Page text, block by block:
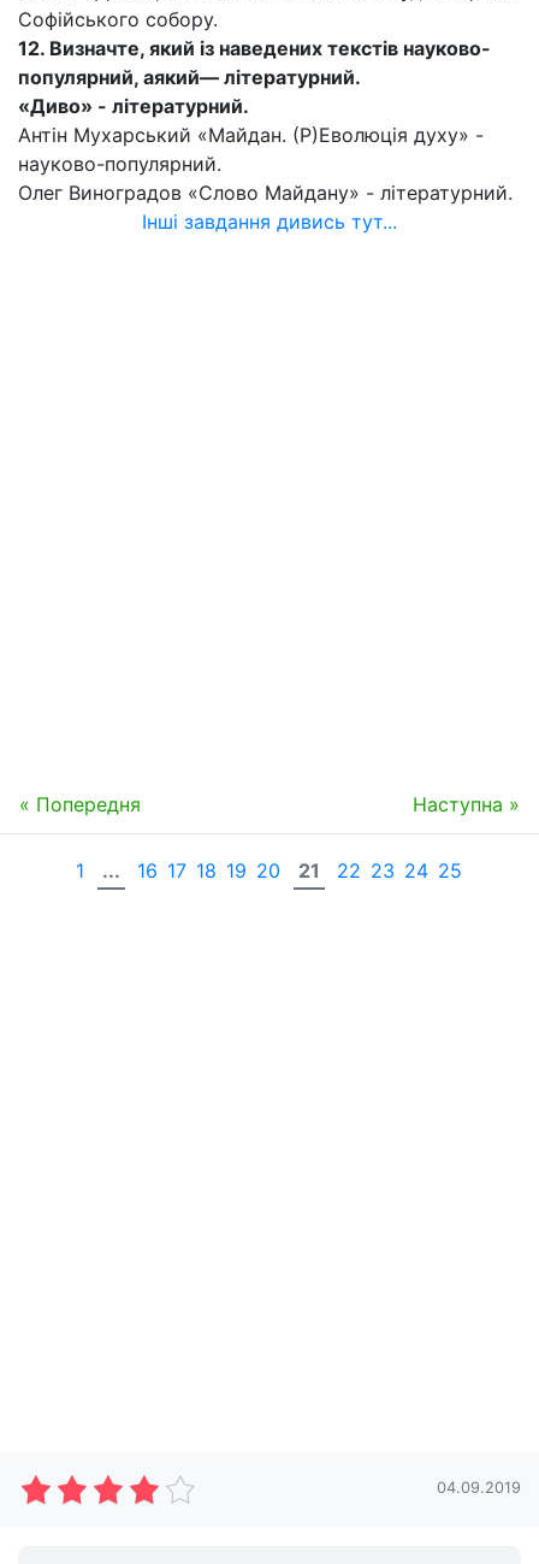
Софійського собору.
12. Визначте, який із наведених текстів науково-
популярний, аякий— літературний.
«Диво» - літературний.
Антін Мухарський «Майдан. (Р)Еволюція духу» -
науково-популярний.
Олег Виноградов «Слово Майдану» - літературний.
Інші завдання дивись тут...
« Попередня Наступна »
1 ... 16 17 18 19 20 21 22 23 24 25
04.09.2019